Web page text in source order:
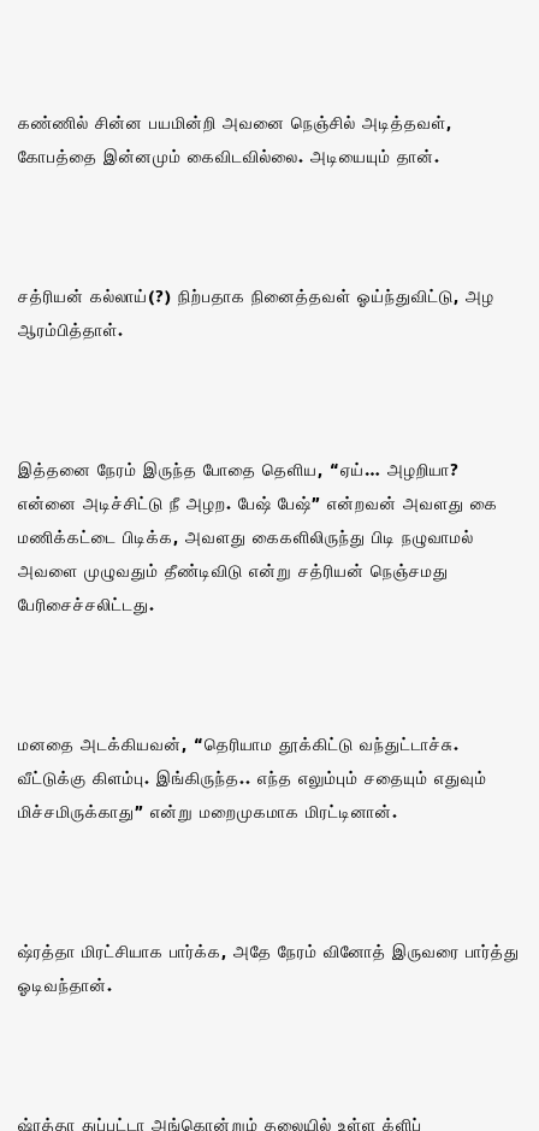
கண்ணில் சின்ன பயமின்றி அவனை நெஞ்சில் அடித்தவள்,
கோபத்தை இன்னமும் கைவிடவில்லை. அடியையும் தான்‌.
சத்ரியன் கல்லாய்(?) நிற்பதாக நினைத்தவள் ஓய்ந்துவிட்டு, அழ
ஆரம்பித்தாள்.
இத்தனை நேரம் இருந்த போதை தெளிய, “ஏய்… அழறியா?
என்னை அடிச்சிட்டு நீ அழற. பேஷ் பேஷ்” என்றவன் அவளது கை
மணிக்கட்டை பிடிக்க, அவளது கைகளிலிருந்து பிடி நழுவாமல்
அவளை முழுவதும் தீண்டிவிடு என்று சத்ரியன் நெஞ்சமது
பேரிசைச்சலிட்டது.
மனதை அடக்கியவன், “தெரியாம தூக்கிட்டு வந்துட்டாச்சு.
வீட்டுக்கு கிளம்பு. இங்கிருந்த.. எந்த எலும்பும் சதையும் எதுவும்
மிச்சமிருக்காது” என்று மறைமுகமாக மிரட்டினான்.
ஷ்ரத்தா மிரட்சியாக பார்க்க, அதே நேரம் வினோத் இருவரை பார்த்து
ஓடிவந்தான்.
ஷ்ரத்தா துப்பட்டா அங்கொன்றும் தலையில் உள்ள க்ளிப்